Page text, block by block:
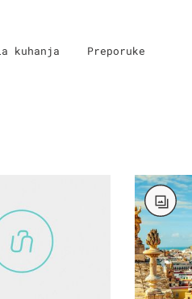
kuhanja Preporuke